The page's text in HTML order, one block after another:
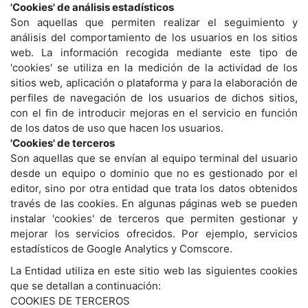
'Cookies' de análisis estadísticos
Son aquellas que permiten realizar el seguimiento y
análisis del comportamiento de los usuarios en los sitios
web. La información recogida mediante este tipo de
'cookies' se utiliza en la medición de la actividad de los
sitios web, aplicación o plataforma y para la elaboración de
perfiles de navegación de los usuarios de dichos sitios,
con el fin de introducir mejoras en el servicio en función
de los datos de uso que hacen los usuarios.
'Cookies' de terceros
Son aquellas que se envían al equipo terminal del usuario
desde un equipo o dominio que no es gestionado por el
editor, sino por otra entidad que trata los datos obtenidos
través de las cookies. En algunas páginas web se pueden
instalar 'cookies' de terceros que permiten gestionar y
mejorar los servicios ofrecidos. Por ejemplo, servicios
estadísticos de Google Analytics y Comscore.
La Entidad utiliza en este sitio web las siguientes cookies
que se detallan a continuación:
COOKIES DE TERCEROS